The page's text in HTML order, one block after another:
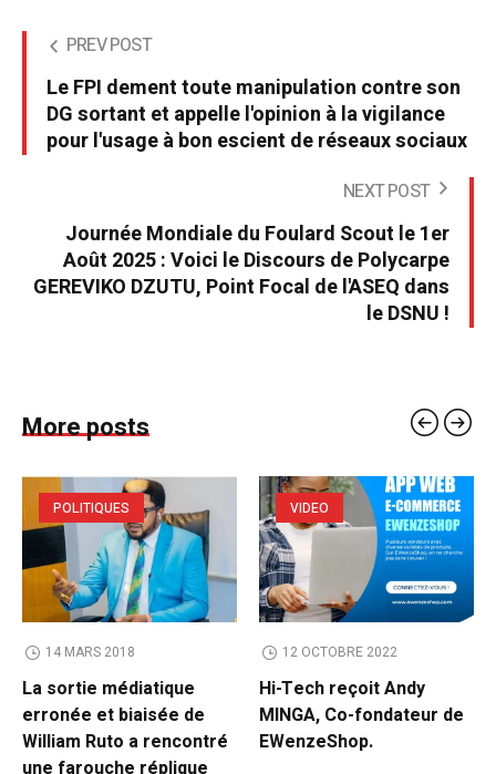
PREV POST
Le FPI dement toute manipulation contre son
DG sortant et appelle l'opinion à la vigilance
pour l'usage à bon escient de réseaux sociaux
NEXT POST
Journée Mondiale du Foulard Scout le 1er
Août 2025 : Voici le Discours de Polycarpe
GEREVIKO DZUTU, Point Focal de l'ASEQ dans
le DSNU !
More posts
POLITIQUES
14 MARS 2018
La sortie médiatique
erronée et biaisée de
William Ruto a rencontré
VIDEO
12 OCTOBRE 2022
Hi-Tech reçoit Andy
MINGA, Co-fondateur de
EWenzeShop.